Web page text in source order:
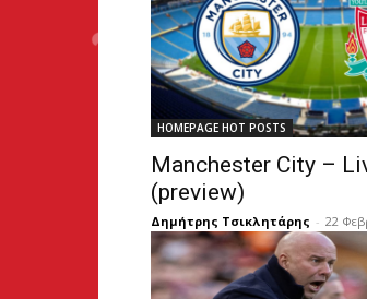
HOMEPAGE HOT POSTS
Manchester City –
(preview)
Δημήτρης Τσικλητάρης - 22